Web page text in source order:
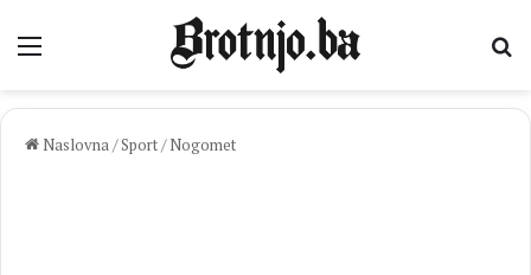
Izbornik
Naslovna/Sport/ Nogomet